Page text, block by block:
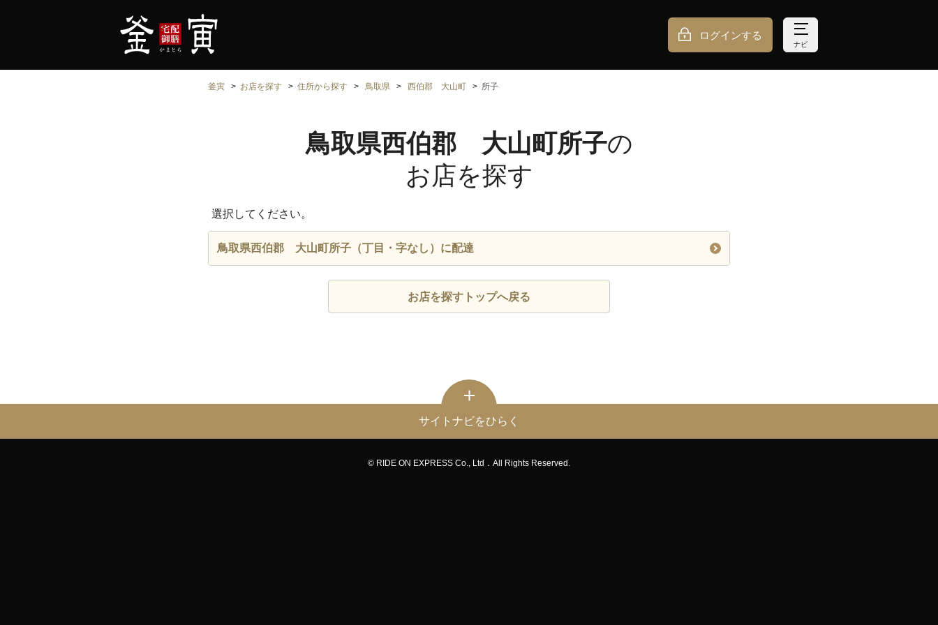
ログインする
ナビ
釜寅 お店を探す 住所から探す 鳥取県 西伯郡 大山町 所子
鳥取県西伯郡 大山町所子の
お店を探す
選択してください。
鳥取県西伯郡 大山町所子（丁目・字なし）に配達
お店を探すトップへ戻る
サイトナビをひらく
© RIDE ON EXPRESS Co., Ltd．All Rights Reserved.